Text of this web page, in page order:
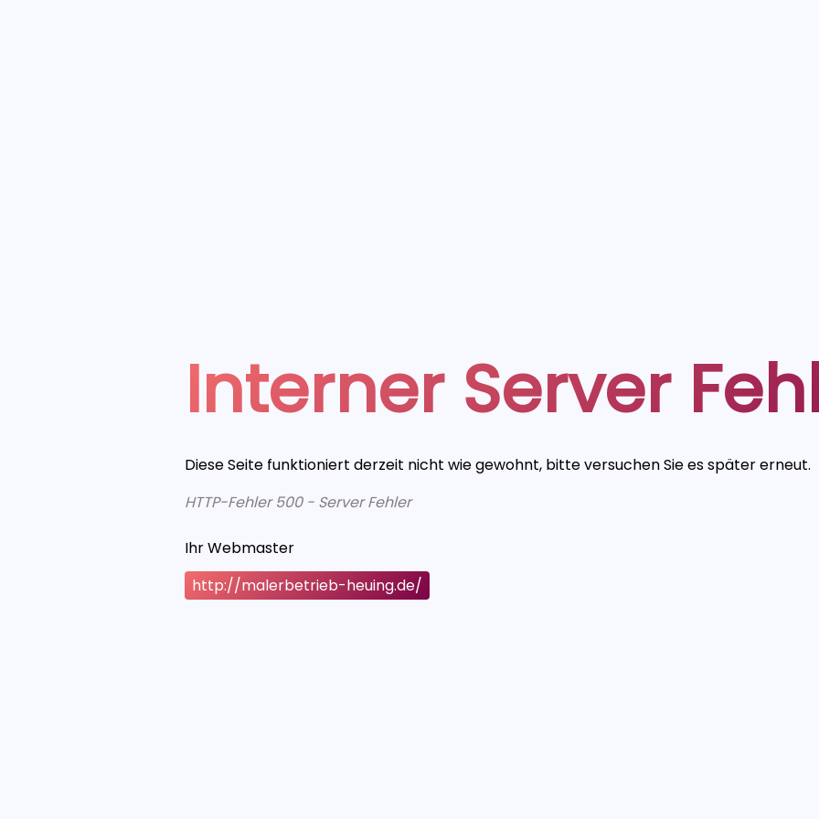
Interner Server
Diese Seite funktioniert derzeit nicht wie gewohnt, bitte versuchen Sie es später erneut.
HTTP-Fehler 500 - Server Fehler
Ihr Webmaster
http://malerbetrieb-heuing.de/